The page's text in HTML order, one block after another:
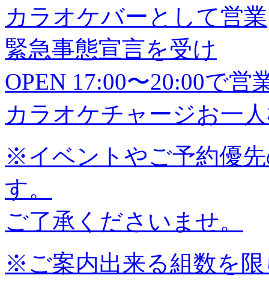
カラオケバーとして営業
緊急事態宣言を受け
OPEN 17:00〜20:00で営
カラオケチャージお一
※イベントやご予約優
す。
ご了承くださいませ。
※ご案内出来る組数を